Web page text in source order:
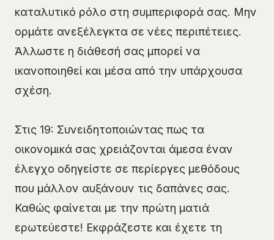
καταλυτικό ρόλο στη συμπεριφορά σας. Μην
ορμάτε ανεξέλεγκτα σε νέες περιπέτειες.
Άλλωστε η διάθεσή σας μπορεί να
ικανοποιηθεί και μέσα από την υπάρχουσα
σχέση.
Στις 19: Συνειδητοποιώντας πως τα
οικονομικά σας χρειάζονται άμεσα έναν
έλεγχο οδηγείστε σε περίεργες μεθόδους
που μάλλον αυξάνουν τις δαπάνες σας.
Καθώς φαίνεται με την πρώτη ματιά
ερωτεύεστε! Εκφράζεστε και έχετε τη